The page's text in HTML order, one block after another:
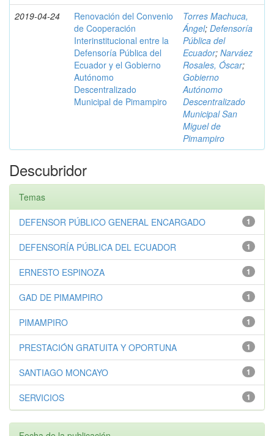
2019-04-24
Renovación del Convenio
de Cooperación
Interinstitucional entre la
Defensoría Pública del
Ecuador y el Gobierno
Autónomo
Descentralizado
Municipal de Pimampiro
Torres Machuca,
Ángel; Defensoría
Pública del
Ecuador; Narváez
Rosales, Óscar;
Gobierno
Autónomo
Descentralizado
Municipal San
Miguel de
Pimampiro
Descubridor
Temas
1
DEFENSOR PÚBLICO GENERAL ENCARGADO
1
DEFENSORÍA PÚBLICA DEL ECUADOR
1
ERNESTO ESPINOZA
1
GAD DE PIMAMPIRO
1
PIMAMPIRO
1
PRESTACIÓN GRATUITA Y OPORTUNA
1
SANTIAGO MONCAYO
1
SERVICIOS